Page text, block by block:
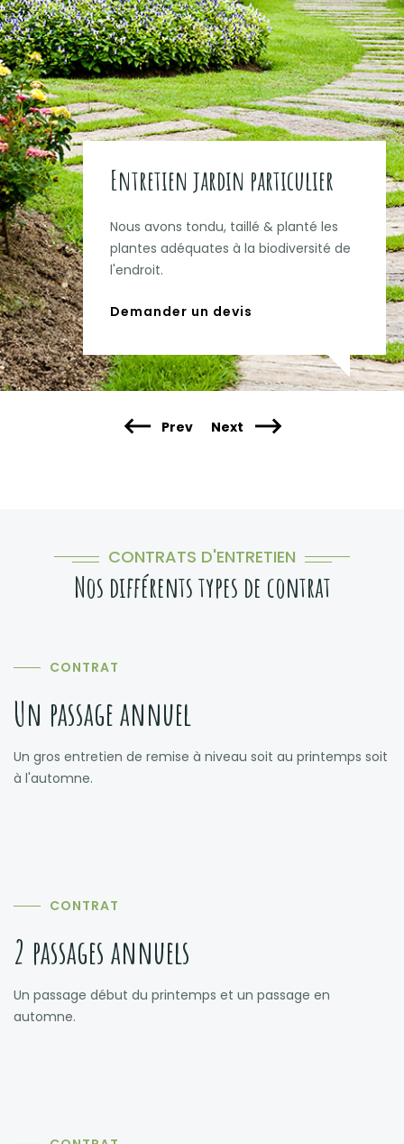
Entretien jardin particulier
Nous avons tondu, taillé & planté les
plantes adéquates à la biodiversité de
l'endroit.
Demander un devis
Prev Next
CONTRATS D'ENTRETIEN
Nos différents types de contrat
CONTRAT
Un passage annuel
Un gros entretien de remise à niveau soit au printemps soit
à l'automne.
CONTRAT
2 passages annuels
Un passage début du printemps et un passage en
automne.